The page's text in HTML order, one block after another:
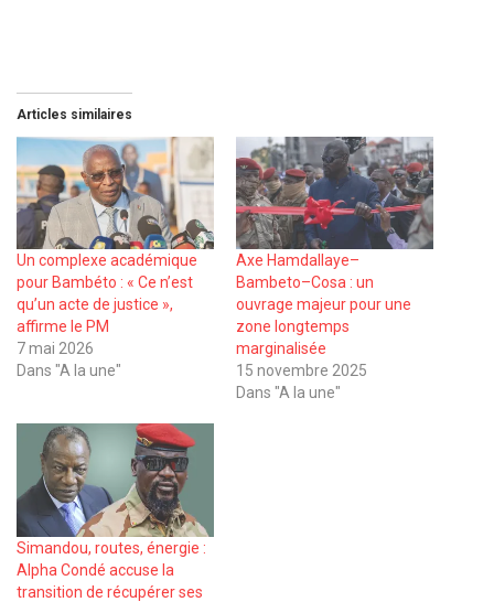
Articles similaires
Un complexe académique
pour Bambéto : « Ce n’est
qu’un acte de justice »,
affirme le PM
7 mai 2026
Dans "A la une"
Axe Hamdallaye–
Bambeto–Cosa : un
ouvrage majeur pour une
zone longtemps
marginalisée
15 novembre 2025
Dans "A la une"
Simandou, routes, énergie :
Alpha Condé accuse la
transition de récupérer ses